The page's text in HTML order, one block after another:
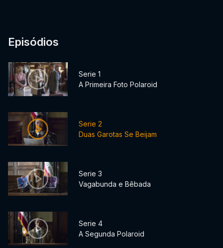
Episódios
Serie 1
A Primeira Foto Polaroid
Serie 2
Duas Garotas Se Beijam
Serie 3
Vagabunda e Bêbada
Serie 4
A Segunda Polaroid